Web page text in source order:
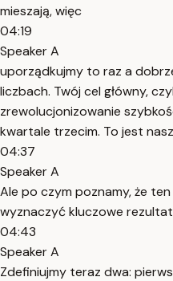
mieszają, więc
04:19
Speaker A
uporządkujmy to raz a
liczbach. Twój cel główny,
zrewolucjonizowanie
kwartale trzecim. To jest
04:37
Speaker A
Ale po czym poznamy, że
wyznaczyć kluczowe
04:43
Speaker A
Zdefiniujmy teraz dwa: